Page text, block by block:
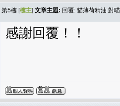
第5樓 [樓主] 文章主題: 回覆: 貓薄荷精油 對
感謝回覆！！